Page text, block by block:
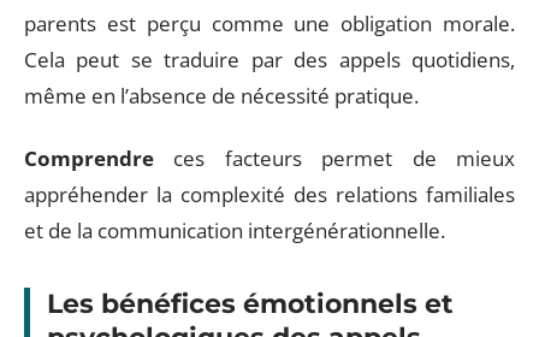
parents est perçu comme une obligation morale.
Cela peut se traduire par des appels quotidiens,
même en l’absence de nécessité pratique.
Comprendre ces facteurs permet de mieux
appréhender la complexité des relations familiales
et de la communication intergénérationnelle.
Les bénéfices émotionnels et